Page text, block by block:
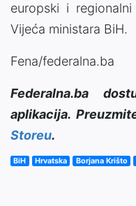
europski i
Vijeća ministara BiH.
Fena/federalna.ba
Federalna.ba
aplikacija.
Storeu.
BiH Hrvatska Borjana Krišto